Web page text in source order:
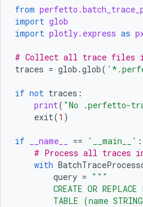
from
import glob
import plotly.express as
# Collect all trace files
traces = glob .glob(
if not traces :
print( "No .perfetto-
exit(1 )
if __name__ == '__main__' :
# Process all traces
with
query = """
CREATE OR REPLACE
TABLE (name